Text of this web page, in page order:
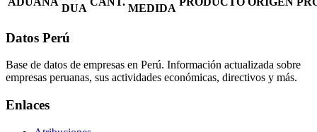
DUA
MEDIDA
Datos Perú
Base de datos de empresas en Perú. Información actualizada sobre
empresas peruanas, sus actividades económicas, directivos y más.
Enlaces